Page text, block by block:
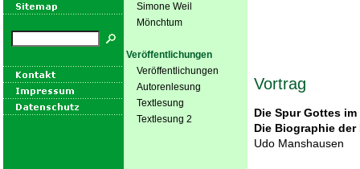
Simone Weil
Mönchtum
Veröffentlichungen
Veröffentlichungen
Autorenlesung
Textlesung
Textlesung 2
Vortrag
Die Spur Gottes
Die Biographie der
Udo Manshausen